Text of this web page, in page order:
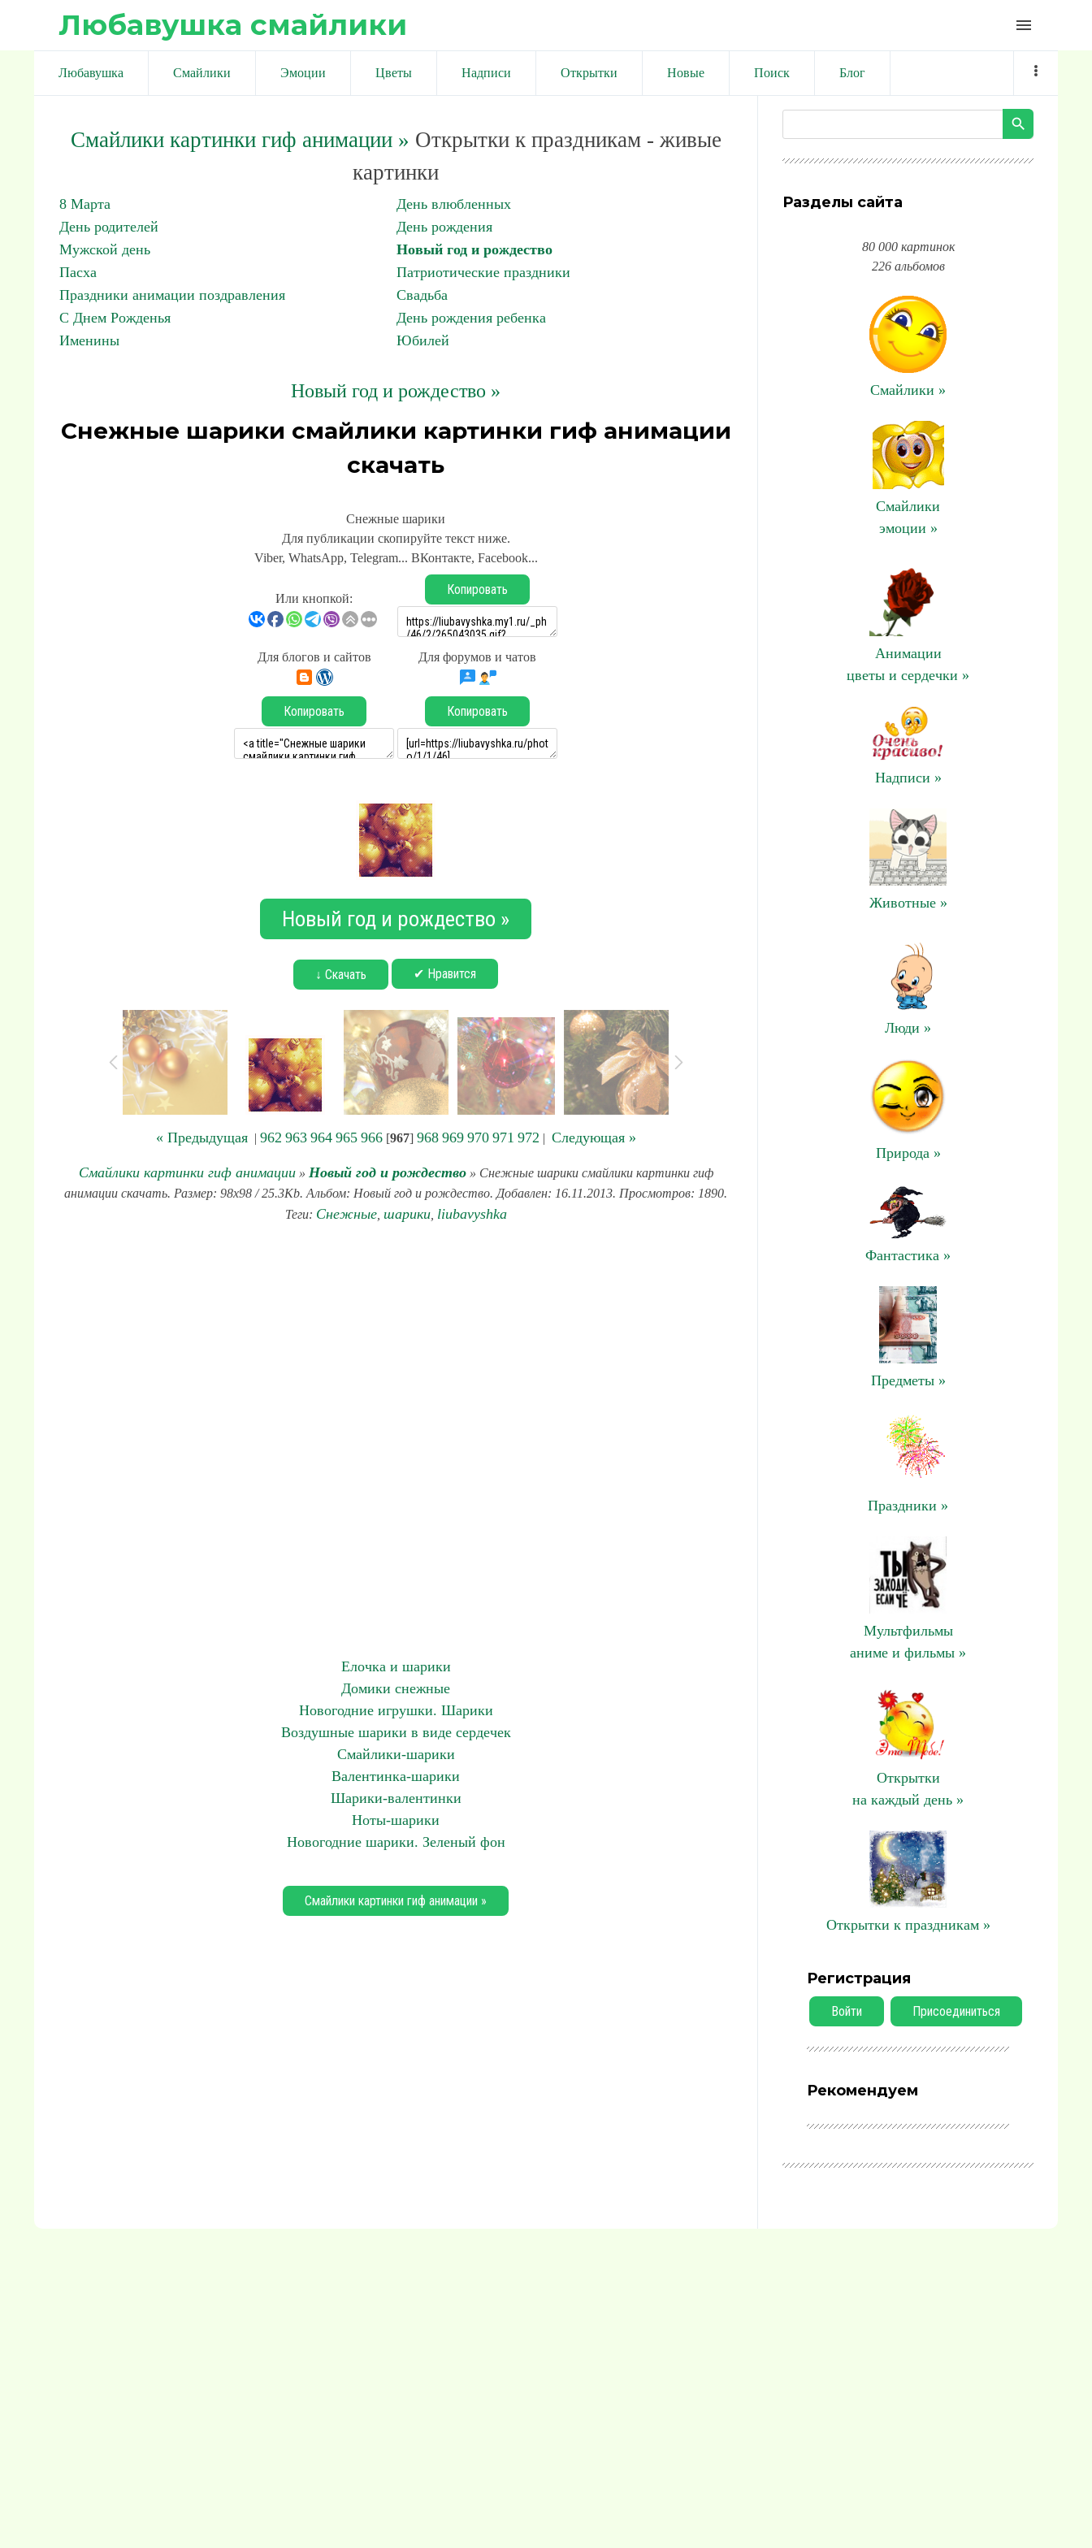
Любавушка смайлики menu
Любавушка Смайлики Эмоции Цветы Надписи Открытки Новые Поиск Блог
Смайлики картинки гиф анимации» Открытки к праздникам - живые
картинки
8 Марта
День влюбленных
День родителей
День рождения
Мужской день
Новый год и рождество
Пасха
Патриотические праздники
Праздники анимации поздравления
Свадьба
С Днем Рожденья
День рождения ребенка
Именины
Юбилей
Новый год и рождество »
Снежные шарики смайлики картинки гиф анимации
скачать
Снежные шарики
Для публикации скопируйте текст ниже.
Viber, WhatsApp, Telegram... ВКонтакте, Facebook...
Или кнопкой:
Копировать
Для блогов и сайтов Для форумов и чатов
Копировать Копировать
Новый год и рождество »
↓ Скачать ✔ Нравится
« Предыдущая| 962 963 964 965 966[967] 968 969 970 971 972 | Следующая »
Смайлики картинки гиф анимации» Новый год и рождество» Снежные шарики смайлики картинки гиф
анимации скачать. Размер: 98x98 / 25.3Kb. Альбом: Новый год и рождество. Добавлен: 16.11.2013. Просмотров: 1890.
Теги: Снежные, шарики, liubavyshka
Елочка и шарики
Домики снежные
Новогодние игрушки. Шарики
Воздушные шарики в виде сердечек
Смайлики-шарики
Валентинка-шарики
Шарики-валентинки
Ноты-шарики
Новогодние шарики. Зеленый фон
Смайлики картинки гиф анимации »
Разделы сайта
80 000 картинок
226 альбомов
Смайлики »
Смайлики
эмоции »
Анимации
цветы и сердечки »
Надписи »
Животные »
Люди »
Природа »
Фантастика »
Предметы »
Праздники »
Мультфильмы
аниме и фильмы »
Открытки
на каждый день »
Открытки к праздникам »
Регистрация
Войти Присоединиться
Рекомендуем